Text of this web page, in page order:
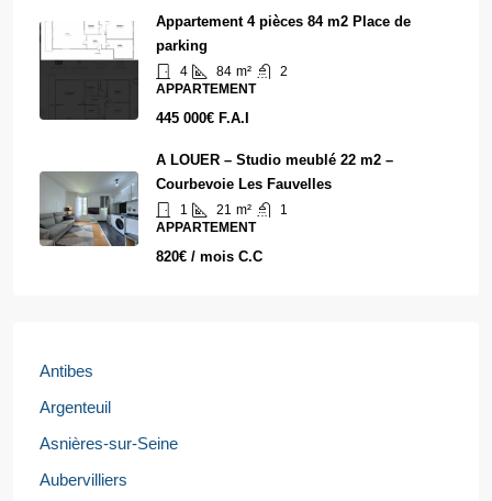
Appartement 4 pièces 84 m2 Place de
parking
4 84 m²
2
APPARTEMENT
445 000€ F.A.I
A LOUER – Studio meublé 22 m2 –
Courbevoie Les Fauvelles
1 21 m²
1
APPARTEMENT
820€ / mois C.C
Antibes
Argenteuil
Asnières-sur-Seine
Aubervilliers